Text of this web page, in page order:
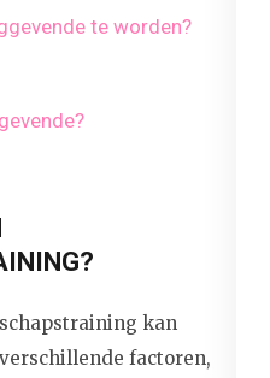
te worden?
kan
factoren,